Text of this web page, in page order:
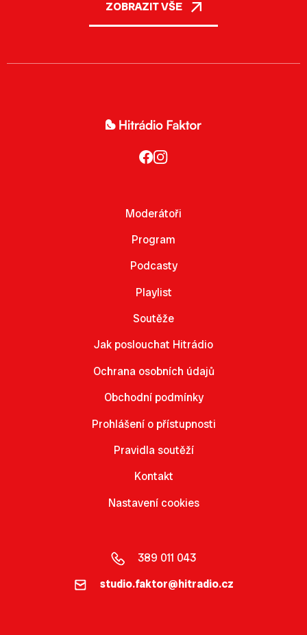
ZOBRAZIT VŠE
Moderátoři
Program
Podcasty
Playlist
Soutěže
Jak poslouchat Hitrádio
Ochrana osobních údajů
Obchodní podmínky
Prohlášení o přístupnosti
Pravidla soutěží
Kontakt
Nastavení cookies
389 011 043
studio.faktor@hitradio.cz